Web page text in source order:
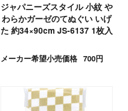
ジャパニーズスタイル 小紋 や
わらかガーゼのてぬぐい いげ
た 約34×90cm JS-6137 1枚入
メーカー希望小売価格 700円